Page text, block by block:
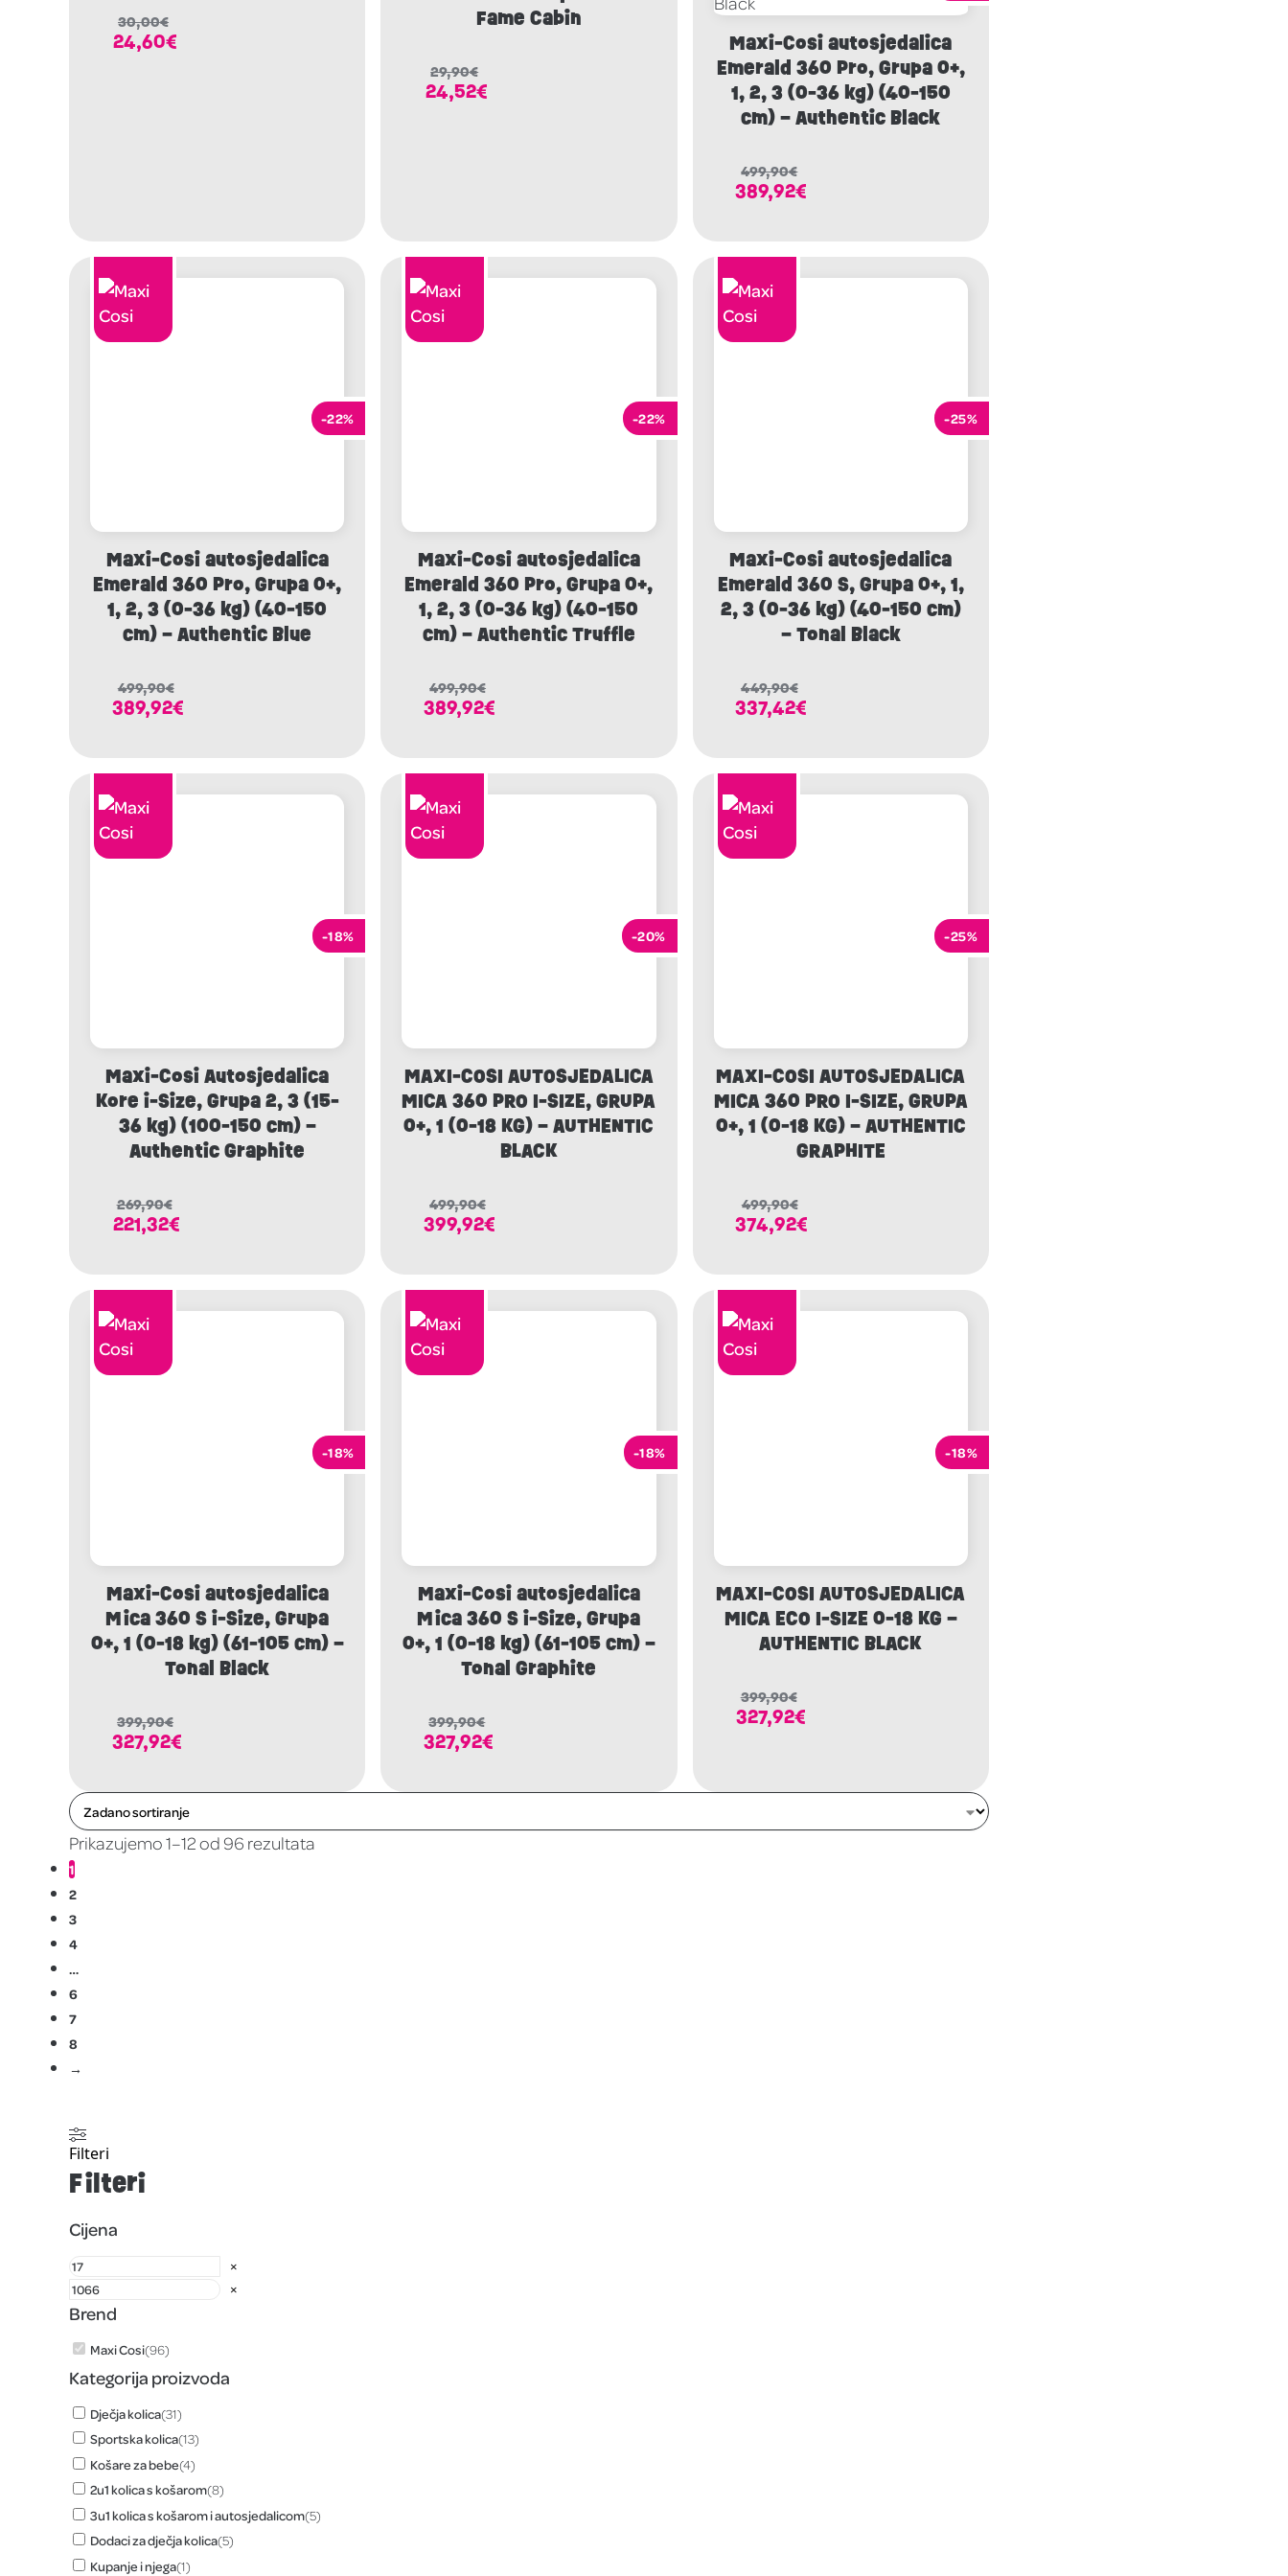
30,00€
24,60€
Fame Cabin
29,90€
24,52€
Maxi-Cosi autosjedalica
Emerald 360 Pro, Grupa 0+,
1, 2, 3 (0-36 kg) (40-150
cm) – Authentic Black
499,90€
389,92€
-22%
Maxi-Cosi autosjedalica
Emerald 360 Pro, Grupa 0+,
1, 2, 3 (0-36 kg) (40-150
cm) – Authentic Blue
499,90€
389,92€
-22%
Maxi-Cosi autosjedalica
Emerald 360 Pro, Grupa 0+,
1, 2, 3 (0-36 kg) (40-150
cm) – Authentic Truffle
499,90€
389,92€
-25%
Maxi-Cosi autosjedalica
Emerald 360 S, Grupa 0+, 1,
2, 3 (0-36 kg) (40-150 cm)
– Tonal Black
449,90€
337,42€
-18%
Maxi-Cosi Autosjedalica
Kore i-Size, Grupa 2, 3 (15-
36 kg) (100-150 cm) –
Authentic Graphite
269,90€
221,32€
-20%
MAXI-COSI AUTOSJEDALICA
MICA 360 PRO I-SIZE, GRUPA
0+, 1 (0-18 KG) – AUTHENTIC
BLACK
499,90€
399,92€
-25%
MAXI-COSI AUTOSJEDALICA
MICA 360 PRO I-SIZE, GRUPA
0+, 1 (0-18 KG) – AUTHENTIC
GRAPHITE
499,90€
374,92€
-18%
Maxi-Cosi autosjedalica
Mica 360 S i-Size, Grupa
0+, 1 (0-18 kg) (61-105 cm) –
Tonal Black
399,90€
327,92€
-18%
Maxi-Cosi autosjedalica
Mica 360 S i-Size, Grupa
0+, 1 (0-18 kg) (61-105 cm) –
Tonal Graphite
399,90€
327,92€
-18%
MAXI-COSI AUTOSJEDALICA
MICA ECO I-SIZE 0-18 KG –
AUTHENTIC BLACK
399,90€
327,92€
Prikazujemo 1–12 od 96 rezultata
1
2
3
4
…
6
7
8
→
Filteri
Filteri
Cijena
×
×
Brend
Maxi Cosi(96)
Kategorija proizvoda
Dječja kolica(31)
Sportska kolica(13)
Košare za bebe(4)
2u1 kolica s košarom(8)
3u1 kolica s košarom i autosjedalicom(5)
Dodaci za dječja kolica(5)
Kupanje i njega(1)